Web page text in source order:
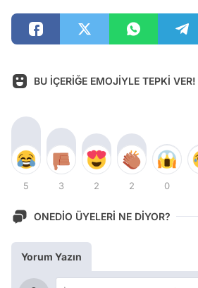
BU İÇERİĞE EMOJİYLE TEPKİ VER!
5 3 2 2 0
ONEDİO ÜYELERİ NE DİYOR?
Yorum Yazın